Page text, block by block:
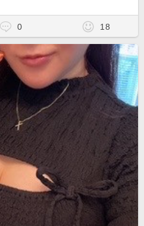
0 18